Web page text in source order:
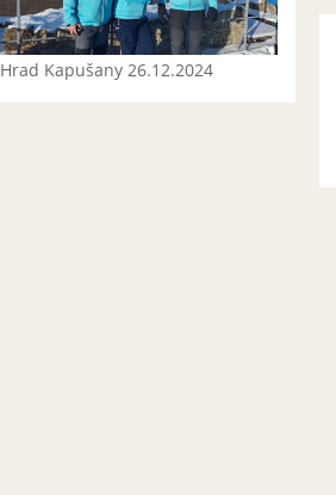
Hrad Kapušany 26.12.2024